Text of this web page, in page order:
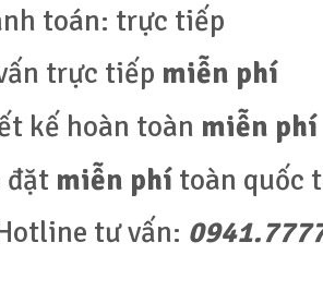
toán: trực tiếp
trực tiếp miễn phí
kế hoàn toàn miễn phí
đặt miễn phí toàn quốc
tư vấn: